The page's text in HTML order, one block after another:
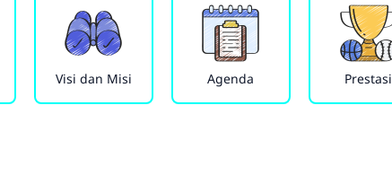
Visi dan Misi Agenda Prestasi